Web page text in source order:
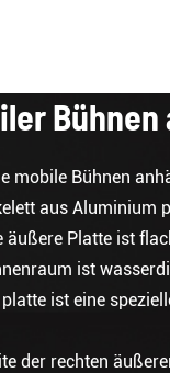
mobile Bühnen
aus Aluminium
äußere Platte ist
ist
ist eine
der rechten